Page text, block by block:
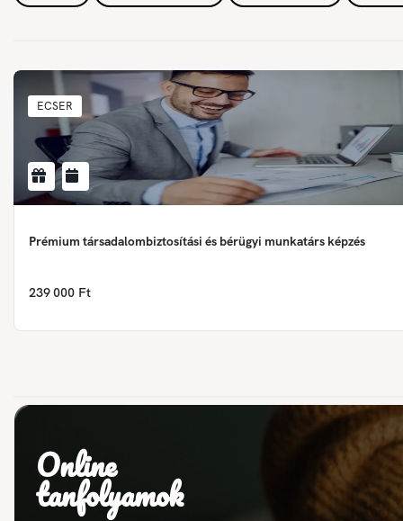
ECSER
Prémium társadalombiztosítási és bérügyi munkatárs képzés
239 000 Ft
Online
tanfolyamok